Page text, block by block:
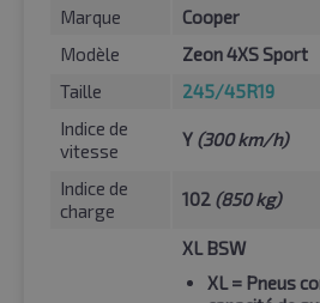
Marque
Cooper
Modèle
Zeon 4XS Sport
Taille
245/45R19
Indice de
vitesse
Y (300 km/h)
Indice de
charge
102 (850 kg)
XL BSW
XL= Pneus